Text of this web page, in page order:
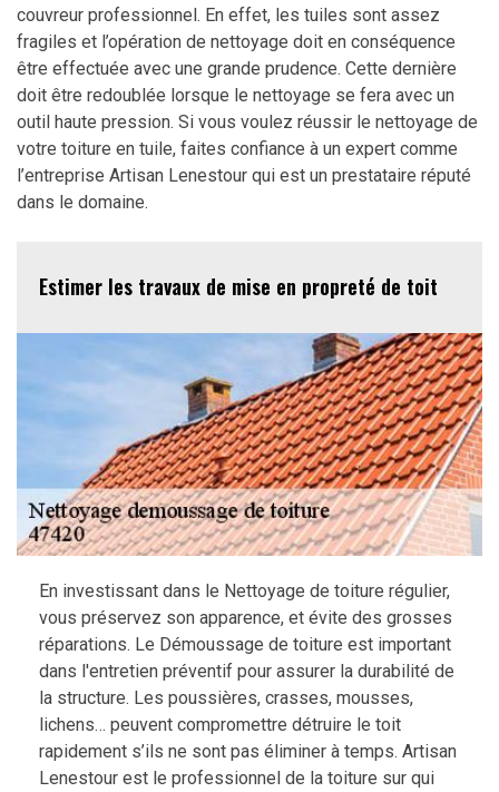
couvreur professionnel. En effet, les tuiles sont assez
fragiles et l’opération de nettoyage doit en conséquence
être effectuée avec une grande prudence. Cette dernière
doit être redoublée lorsque le nettoyage se fera avec un
outil haute pression. Si vous voulez réussir le nettoyage de
votre toiture en tuile, faites confiance à un expert comme
l’entreprise Artisan Lenestour qui est un prestataire réputé
dans le domaine.
Estimer les travaux de mise en propreté de toit
En investissant dans le Nettoyage de toiture régulier,
vous préservez son apparence, et évite des grosses
réparations. Le Démoussage de toiture est important
dans l'entretien préventif pour assurer la durabilité de
la structure. Les poussières, crasses, mousses,
lichens… peuvent compromettre détruire le toit
rapidement s’ils ne sont pas éliminer à temps. Artisan
Lenestour est le professionnel de la toiture sur qui